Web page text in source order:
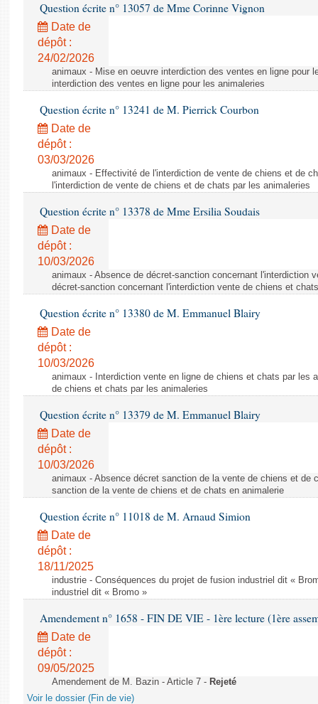
Question écrite n° 13057 de Mme Corinne Vignon
Date de
dépôt :
24/02/2026
animaux - Mise en oeuvre interdiction des ventes en ligne pour
interdiction des ventes en ligne pour les animaleries
Question écrite n° 13241 de M. Pierrick Courbon
Date de
dépôt :
03/03/2026
animaux - Effectivité de l'interdiction de vente de chiens et de
l'interdiction de vente de chiens et de chats par les animaleries
Question écrite n° 13378 de Mme Ersilia Soudais
Date de
dépôt :
10/03/2026
animaux - Absence de décret-sanction concernant l'interdiction
décret-sanction concernant l'interdiction vente de chiens et chats
Question écrite n° 13380 de M. Emmanuel Blairy
Date de
dépôt :
10/03/2026
animaux - Interdiction vente en ligne de chiens et chats par les
de chiens et chats par les animaleries
Question écrite n° 13379 de M. Emmanuel Blairy
Date de
dépôt :
10/03/2026
animaux - Absence décret sanction de la vente de chiens et de
sanction de la vente de chiens et de chats en animalerie
Question écrite n° 11018 de M. Arnaud Simion
Date de
dépôt :
18/11/2025
industrie - Conséquences du projet de fusion industriel dit «
industriel dit « Bromo »
Amendement n° 1658 - FIN DE VIE - 1ère lecture (1ère
Date de
dépôt :
09/05/2025
Amendement de M. Bazin - Article 7 - Rejeté
Voir le dossier (Fin de vie)